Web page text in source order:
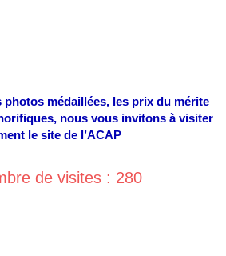
médaillées, les prix du mérite
nous vous invitons à visiter
le site de l’ACAP
de visites : 280